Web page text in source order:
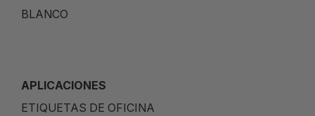
BLANCO
APLICACIONES
ETIQUETAS DE OFICINA